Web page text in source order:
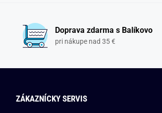
Doprava zdarma s Balíkovo
pri nákupe nad 35 €
ZÁKAZNÍCKY SERVIS